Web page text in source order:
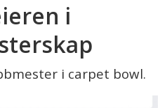
i
i carpet bowl.